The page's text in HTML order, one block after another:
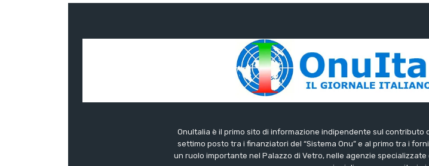
OnuItalia è il primo sito di informazione indipendente sul contributo
settimo posto tra i finanziatori del “Sistema Onu” e al primo tra i
un ruolo importante nel Palazzo di Vetro, nelle agenzie